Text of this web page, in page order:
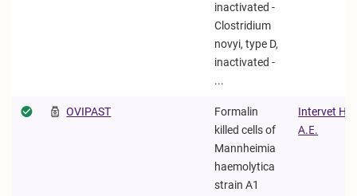
inactivated -
Clostridium
novyi, type D,
inactivated -
...
OVIPAST
Formalin
killed cells of
Mannheimia
haemolytica
strain A1
Intervet
Α.Ε.